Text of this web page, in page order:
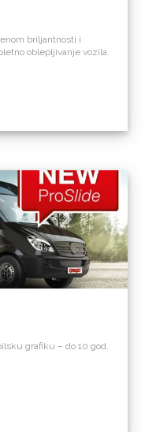
briljantnosti i
oblepljivanje vozila.
grafiku – do 10 god.